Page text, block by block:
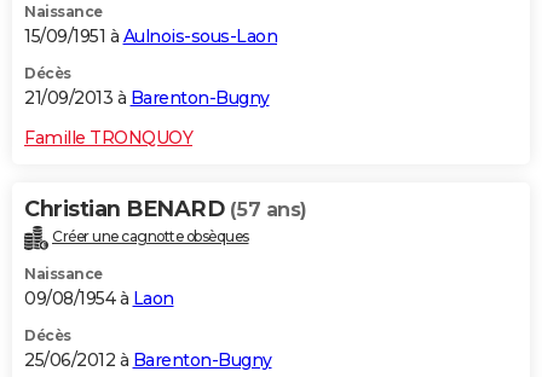
Naissance
15/09/1951 à Aulnois-sous-Laon
Décès
21/09/2013 à Barenton-Bugny
Famille TRONQUOY
Christian BENARD (57 ans)
Créer une cagnotte obsèques
Naissance
09/08/1954 à Laon
Décès
25/06/2012 à Barenton-Bugny